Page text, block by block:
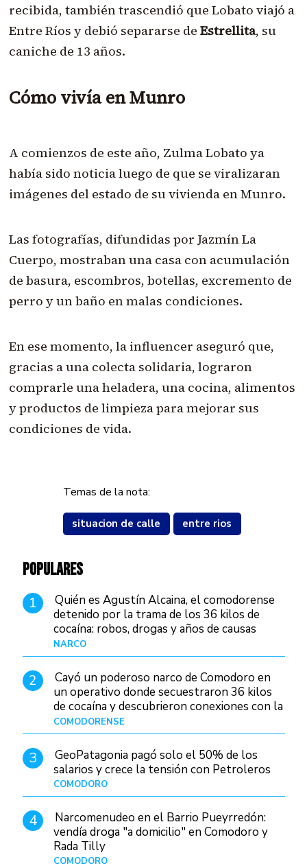
recibida, también trascendió que Lobato viajó a
Entre Ríos y debió separarse de Estrellita, su
caniche de 13 años.
Cómo vivía en Munro
A comienzos de este año, Zulma Lobato ya
había sido noticia luego de que se viralizaran
imágenes del estado de su vivienda en Munro.
Las fotografías, difundidas por Jazmín La
Cuerpo, mostraban una casa con acumulación
de basura, escombros, botellas, excremento de
perro y un baño en malas condiciones.
En ese momento, la influencer aseguró que,
gracias a una colecta solidaria, lograron
comprarle una heladera, una cocina, alimentos
y productos de limpieza para mejorar sus
condiciones de vida.
Temas de la nota:
situacion de calle entre rios
POPULARES
1
Quién es Agustín Alcaina, el comodorense
detenido por la trama de los 36 kilos de
cocaína: robos, drogas y años de causas
judiciales
NARCO
2
Cayó un poderoso narco de Comodoro en
un operativo donde secuestraron 36 kilos
de cocaína y descubrieron conexiones con la
Patagonia
COMODORENSE
3
GeoPatagonia pagó solo el 50% de los
salarios y crece la tensión con Petroleros
COMODORO
4
Narcomenudeo en el Barrio Pueyrredón:
vendía droga "a domicilio" en Comodoro y
Rada Tilly
COMODORO